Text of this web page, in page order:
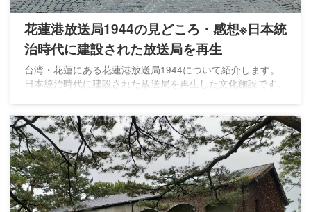
花蓮港放送局1944の見どころ・感想※日本統
治時代に建設された放送局を再生
台湾・花蓮にある花蓮港放送局1944について紹介します。
日本統治時代に建設された放送局を再生した文化施設です。